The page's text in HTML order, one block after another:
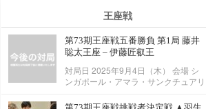
王座戦
第73期王座戦五番勝負 第1局 藤井
聡太王座 – 伊藤匠叡王
対局日 2025年9月4日（木） 会場 シ
ンガポール・アマラ・サンクチュアリ